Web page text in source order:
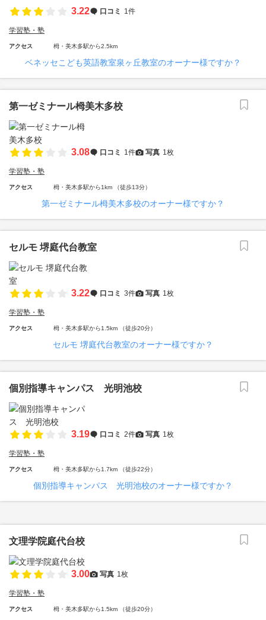
3.22
口コミ 1件
学習塾・塾
アクセス 栂・美木多駅から2.5km
ベネッセこども英語教室泉ヶ丘教室のオーナー様ですか？
第一ゼミナール栂美木多校
3.08 口コミ 1件 写真 1枚
学習塾・塾
アクセス 栂・美木多駅から1km （徒歩13分）
第一ゼミナール栂美木多校のオーナー様ですか？
セルモ 堺庭代台教室
3.22 口コミ 3件 写真 1枚
学習塾・塾
アクセス 栂・美木多駅から1.5km （徒歩20分）
セルモ 堺庭代台教室のオーナー様ですか？
個別指導キャンパス 光明池校
3.19 口コミ 2件 写真 1枚
学習塾・塾
アクセス 栂・美木多駅から1.7km （徒歩22分）
個別指導キャンパス 光明池校のオーナー様ですか？
文理学院庭代台校
3.00 写真 1枚
学習塾・塾
アクセス 栂・美木多駅から1.5km （徒歩20分）